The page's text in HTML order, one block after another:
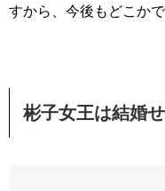
すから、今後もどこか
彬子女王は結婚